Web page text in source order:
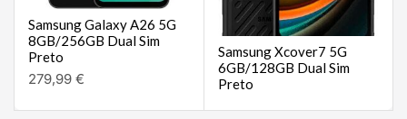
Samsung Galaxy A26 5G
8GB/256GB Dual Sim
Preto
279,99 €
Samsung Xcover7 5G
6GB/128GB Dual Sim
Preto